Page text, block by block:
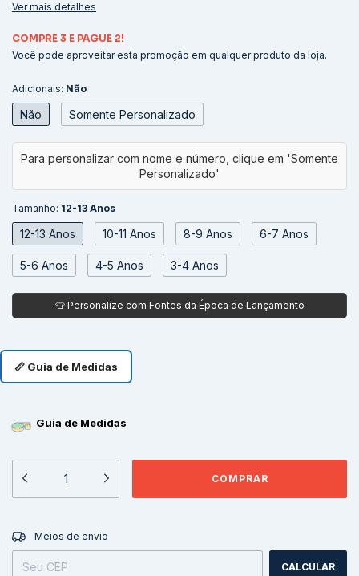
Ver mais detalhes
COMPRE 3 E PAGUE 2!
Você pode aproveitar esta promoção em qualquer produto da loja.
Adicionais: Não
Não Somente Personalizado
Tamanho: 12-13 Anos
12-13 Anos 10-11 Anos 8-9 Anos 6-7 Anos
5-6 Anos 4-5 Anos 3-4 Anos
📏 Guia de Medidas
Guia de Medidas
Entregas para o CEP:
Meios de envio
CALCULAR